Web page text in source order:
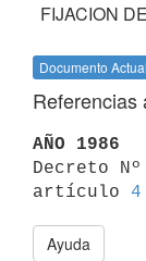
FIJACION
Documento
AÑO 1986
Decreto
artículo 4
Ayuda